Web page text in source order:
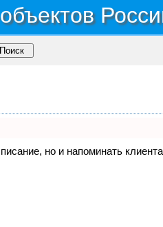
но и напоминать